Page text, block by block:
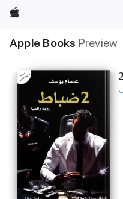
Apple
Apple Books Preview
Nav
Open
Menu